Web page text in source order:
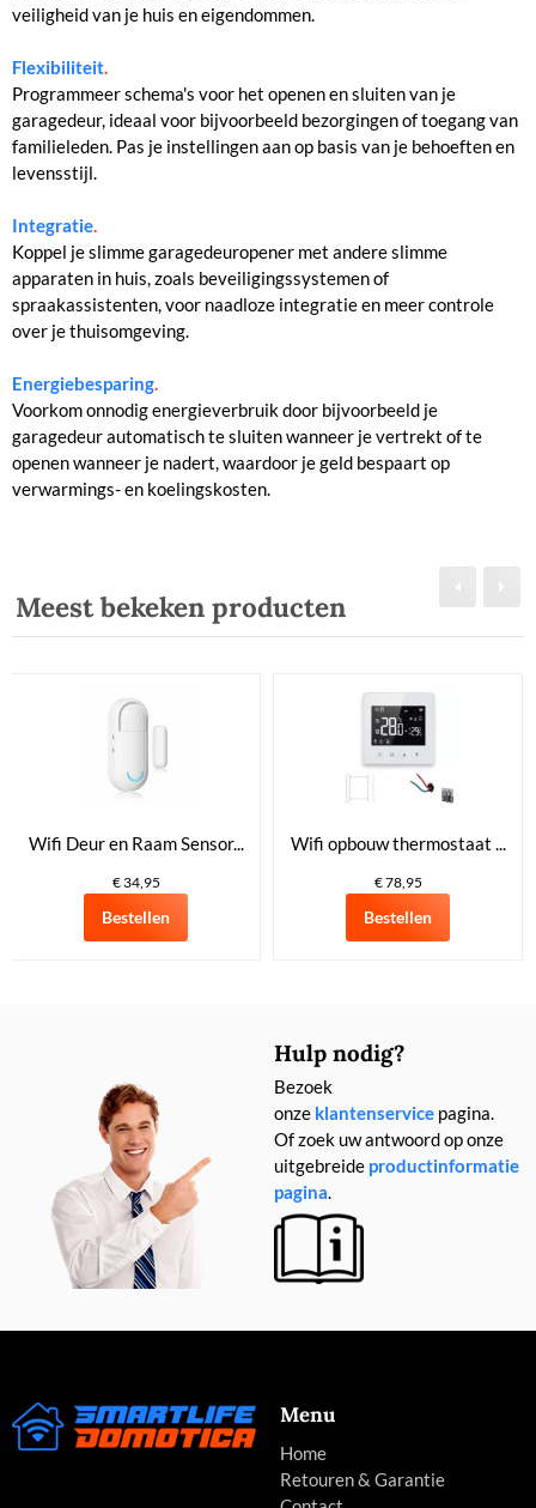
veiligheid van je huis en eigendommen.
Flexibiliteit.
Programmeer schema's voor het openen en sluiten van je
garagedeur, ideaal voor bijvoorbeeld bezorgingen of toegang van
familieleden. Pas je instellingen aan op basis van je behoeften en
levensstijl.
Integratie.
Koppel je slimme garagedeuropener met andere slimme
apparaten in huis, zoals beveiligingssystemen of
spraakassistenten, voor naadloze integratie en meer controle
over je thuisomgeving.
Energiebesparing.
Voorkom onnodig energieverbruik door bijvoorbeeld je
garagedeur automatisch te sluiten wanneer je vertrekt of te
openen wanneer je nadert, waardoor je geld bespaart op
verwarmings- en koelingskosten.
Meest bekeken producten
Wifi Deur en Raam Sensor...
€ 34,95
Bestellen
Wifi opbouw thermostaat ...
€ 78,95
Bestellen
Hulp nodig?
Bezoek
onze klantenservice pagina.
Of zoek uw antwoord op onze
uitgebreide productinformatie
pagina.
Menu
Home
Retouren & Garantie